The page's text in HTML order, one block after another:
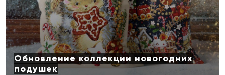
Обновление коллекции новогодних
подушек